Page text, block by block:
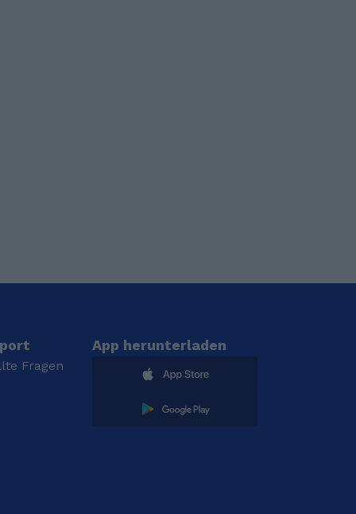
Fragen
App herunterladen